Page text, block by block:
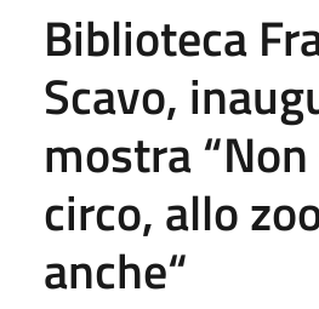
Biblioteca
Scavo,
mostra
circo, allo
anche“